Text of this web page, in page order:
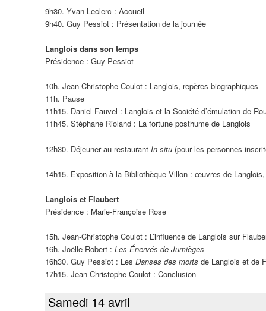
9h30. Yvan Leclerc : Accueil
9h40. Guy Pessiot : Présentation de la journée
Langlois dans son temps
Présidence : Guy Pessiot
10h. Jean-Christophe Coulot : Langlois, repères biographiques
11h. Pause
11h15. Daniel Fauvel : Langlois et la Société d’émulation de
11h45. Stéphane Rioland : La fortune posthume de Langlois
12h30. Déjeuner au restaurant In situ (pour les personnes
14h15. Exposition à la Bibliothèque Villon : œuvres de
Langlois et Flaubert
Présidence : Marie-Françoise Rose
15h. Jean-Christophe Coulot : L’influence de Langlois sur
16h. Joëlle Robert : Les Énervés de Jumièges
16h30. Guy Pessiot : Les Danses des morts de Langlois et de
17h15. Jean-Christophe Coulot : Conclusion
Samedi 14 avril